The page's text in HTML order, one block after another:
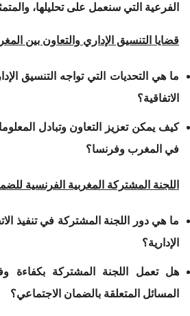
الفرعية التي سنعمل على تحليلها،
قضايا التنسيق الإداري والتعاون بين
ما هي التحديات التي تواجه التنسيق
الاتفاقية؟
كيف يمكن تعزيز التعاون وتبادل
في المغرب وفرنسا؟
اللجنة المشتركة المغربية الفرنسية
ما هي دور اللجنة المشتركة في تنفيذ
الإدارية؟
هل تعمل اللجنة المشتركة بكفاءة
المسائل المتعلقة بالضمان الاجتماعي؟